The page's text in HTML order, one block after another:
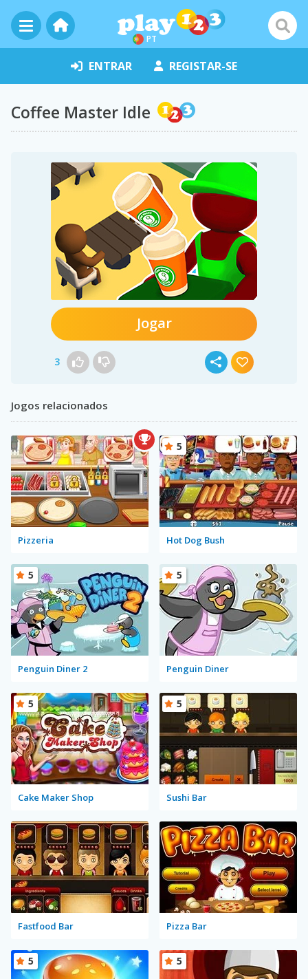
PT
ENTRAR REGISTAR-SE
Coffee Master Idle
Jogar
3
Jogos relacionados
Pizzeria Hot Dog Bush
5
Penguin Diner 2
5
Penguin Diner
5
Cake Maker Shop
5
Sushi Bar
5
Fastfood Bar Pizza Bar
5 5